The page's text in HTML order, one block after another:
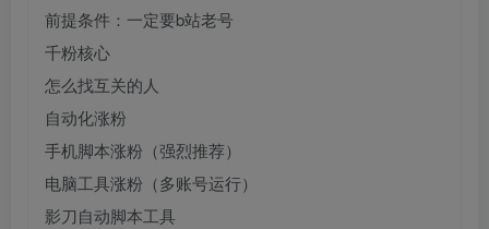
前提条件：一定要b站老号
千粉核心
怎么找互关的人
自动化涨粉
手机脚本涨粉（强烈推荐）
电脑工具涨粉（多账号运行）
影刀自动脚本工具